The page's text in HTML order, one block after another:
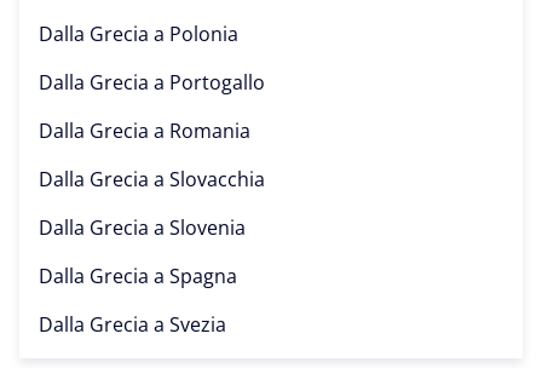
Dalla Grecia a Polonia
Dalla Grecia a Portogallo
Dalla Grecia a Romania
Dalla Grecia a Slovacchia
Dalla Grecia a Slovenia
Dalla Grecia a Spagna
Dalla Grecia a Svezia